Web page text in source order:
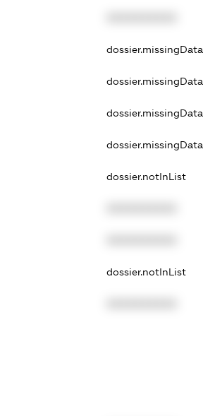
dossier.missingData
dossier.missingData
dossier.missingData
dossier.missingData
dossier.notInList
dossier.notInList